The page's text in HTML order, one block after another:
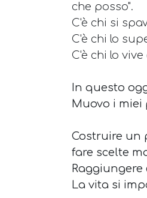
che posso".
C'è chi si
C'è chi lo
C'è chi lo
In questo
Muovo i miei
Costruire un
fare scelte
La vita si